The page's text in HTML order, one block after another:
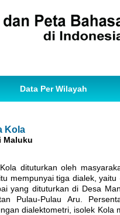
Data Per Wilayah
Kola
Maluku
dituturkan oleh
mempunyai tiga dialek,
yang dituturkan di Desa
Pulau-Pulau Aru.
dialektometri, isolek